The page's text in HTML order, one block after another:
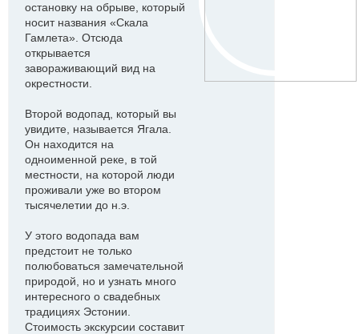
остановку на обрыве, который
носит названия «Скала
Гамлета». Отсюда
открывается
завораживающий вид на
окрестности.
Второй водопад, который вы
увидите, называется Ягала.
Он находится на
одноименной реке, в той
местности, на которой люди
проживали уже во втором
тысячелетии до н.э.
У этого водопада вам
предстоит не только
полюбоваться замечательной
природой, но и узнать много
интересного о свадебных
традициях Эстонии.
Стоимость экскурсии составит